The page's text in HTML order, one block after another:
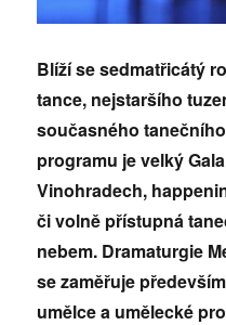
Blíží se sedmatřicátý
tance, nejstaršího
současného
programu je velký
Vinohradech,
či volně přístupná
nebem. Dramaturgie
se zaměřuje
umělce a umělecké